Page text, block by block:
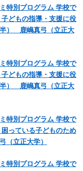
特別プログラム 学校で
どもの指導・支援に役
） 鹿嶋真弓（立正大
特別プログラム 学校で
どもの指導・支援に役
） 鹿嶋真弓（立正大
特別プログラム 学校で
っている子どものため
（立正大学）
特別プログラム 学校で